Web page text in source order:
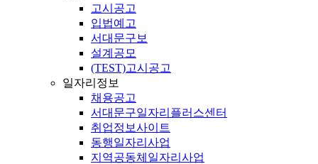
고시공고
입법예고
서대문구보
설계공모
(TEST)고시공고
일자리정보
채용공고
서대문구일자리플러스센터
취업정보사이트
동행일자리사업
지역공동체일자리사업